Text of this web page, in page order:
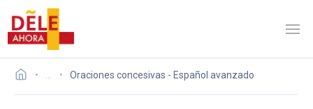
Oraciones concesivas - Español avanzado